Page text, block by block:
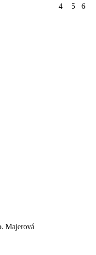
4 5 6
Majerová